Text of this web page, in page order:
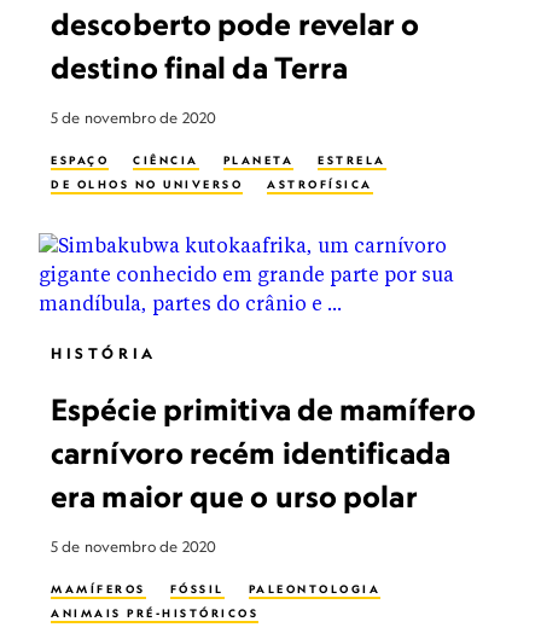
descoberto pode revelar o
destino final da Terra
5 de novembro de 2020
ESPAÇO CIÊNCIA PLANETA
ESTRELA
DE OLHOS NO UNIVERSO
ASTROFÍSICA
HISTÓRIA
Espécie primitiva de mamífero
carnívoro recém identificada
era maior que o urso polar
5 de novembro de 2020
MAMÍFEROS FÓSSIL
PALEONTOLOGIA
ANIMAIS PRÉ-HISTÓRICOS